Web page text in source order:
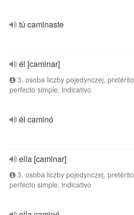
tú caminaste
él [caminar]
3. osoba liczby pojedynczej, pretérito
perfecto simple, indicativo
él caminó
ella [caminar]
3. osoba liczby pojedynczej, pretérito
perfecto simple, indicativo